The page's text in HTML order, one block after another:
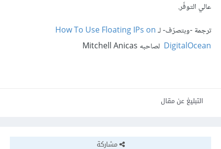
عالي التوفّر.
ترجمة -وبتصرّف- لـHow To Use Floating IPs on
DigitalOcean لصاحبه Mitchell Anicas
التبليغ عن مقال
مشاركة